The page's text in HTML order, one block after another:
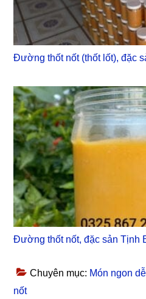
Đường thốt nốt (thốt lốt), đặc
Đường thốt nốt, đặc sản Tịnh
Chuyên mục: Món ngon
nốt